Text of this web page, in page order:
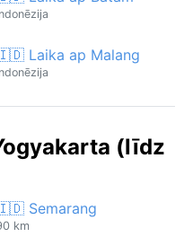
Laika ap Malang
(līdz
Semarang
km